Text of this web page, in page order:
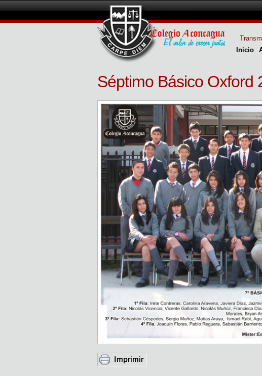
Inicio
Séptimo Básico Oxford